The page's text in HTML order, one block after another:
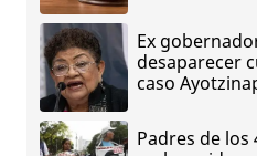
Ex
desaparecer
caso
Padres de los